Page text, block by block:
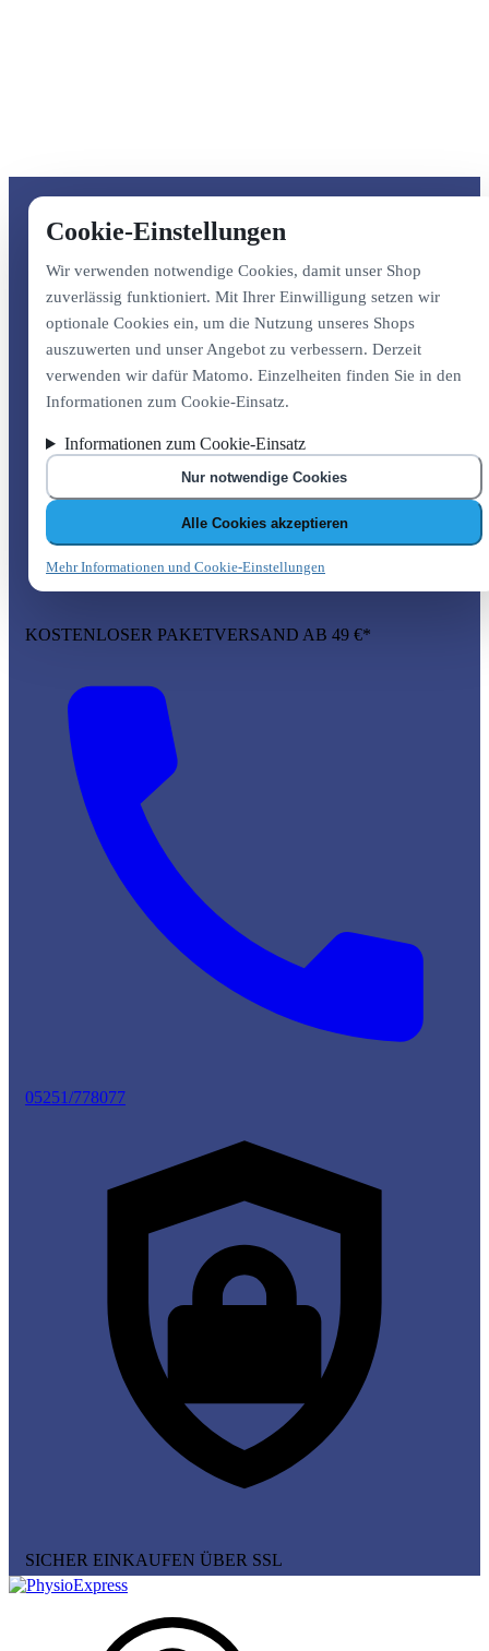
Cookie-Einstellungen
Wir verwenden notwendige Cookies, damit unser Shop
zuverlässig funktioniert. Mit Ihrer Einwilligung setzen wir
optionale Cookies ein, um die Nutzung unseres Shops
auszuwerten und unser Angebot zu verbessern. Derzeit
verwenden wir dafür Matomo. Einzelheiten finden Sie in den
Informationen zum Cookie-Einsatz.
Informationen zum Cookie-Einsatz
Nur notwendige Cookies
Alle Cookies akzeptieren
Mehr Informationen und Cookie-Einstellungen
KOSTENLOSER PAKETVERSAND AB 49 €*
05251/778077
SICHER EINKAUFEN ÜBER SSL